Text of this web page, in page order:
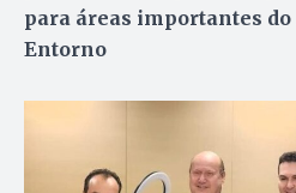
para áreas importantes
Entorno